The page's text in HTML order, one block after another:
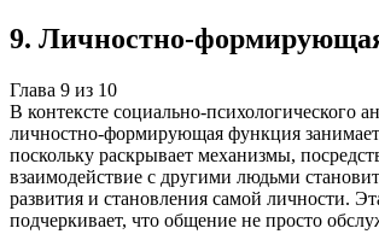
9. Личностно-
Глава 9 из 10
В контексте социально-психологического
личностно-формирующая функция занимает
поскольку раскрывает механизмы,
взаимодействие с другими людьми
развития и становления самой личности.
подчеркивает, что общение не просто